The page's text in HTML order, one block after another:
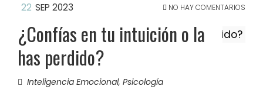
22 SEP 2023 NO HAY COMENTARIOS
¿Confías en tu intuición o la
has perdido?
Inteligencia Emocional, Psicología